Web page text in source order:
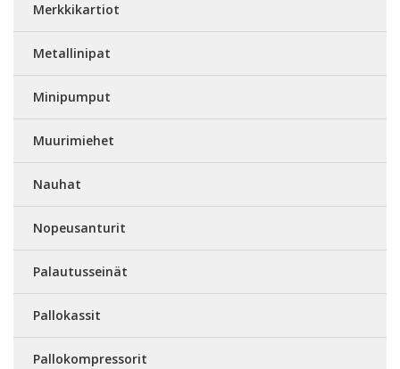
Merkkikartiot
Metallinipat
Minipumput
Muurimiehet
Nauhat
Nopeusanturit
Palautusseinät
Pallokassit
Pallokompressorit